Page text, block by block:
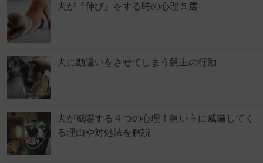
犬が『伸び』をする時の心理５選
犬に勘違いをさせてしまう飼主の行動
犬が威嚇する４つの心理！飼い主に威嚇してく
る理由や対処法を解説